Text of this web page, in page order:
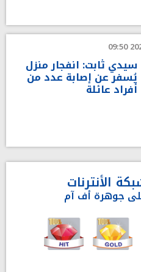
سيدي ثابت: انفجار منزل
يُسفر عن إصابة عدد من
أفراد عائلة
الأنترنات
جوهرة أف آم